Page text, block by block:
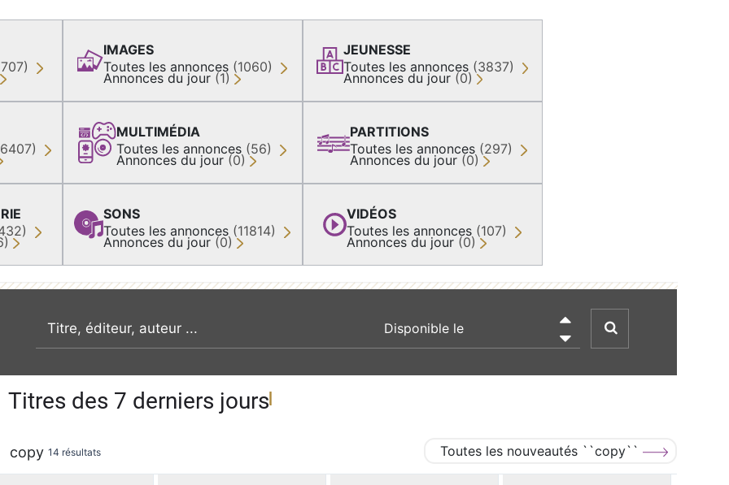
IMAGES
Toutes les annonces (1060)
Annonces du jour (1)
MULTIMÉDIA
Toutes les annonces (56)
Annonces du jour (0)
SONS
Toutes les annonces (11814)
Annonces du jour (0)
JEUNESSE
Toutes les annonces (3837)
Annonces du jour (0)
PARTITIONS
Toutes les annonces (297)
Annonces du jour (0)
VIDÉOS
Toutes les annonces (107)
Annonces du jour (0)
recherche par mot clé

Titres des 7 derniers jours
copy 14 résultats Toutes les nouveautés ``copy``